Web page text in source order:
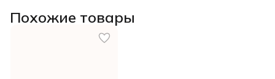
Похожие товары